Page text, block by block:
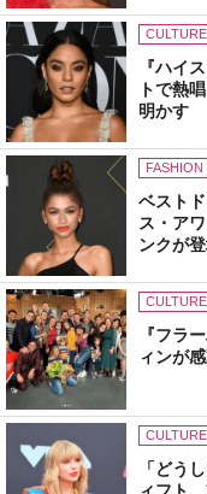
CULTURE
『ハイ
トで熱
明かす
FASHION
ベスト
ス・ア
ンクが
CULTURE
『フラ
ィンが
CULTURE
「どう